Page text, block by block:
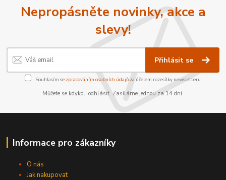
Nepropásněte novinky, akce a
slevy!
Přihlásit se
Souhlasím se zpracováním osobních údajůza účelem rozesílky newsletteru.
Můžete se kdykoli odhlásit. Zasíláme jednou za 14 dní.
Informace pro zákazníky
O nás
Jak nakupovat